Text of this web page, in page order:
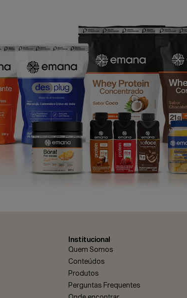
Institucional
Quem Somos
Conteúdos
Produtos
Perguntas Frequentes